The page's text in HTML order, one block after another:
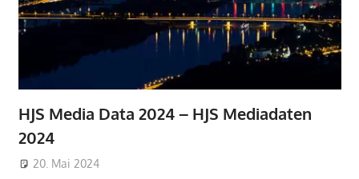
HJS Media Data 2024 – HJS Mediadaten
2024
20. Mai 2024